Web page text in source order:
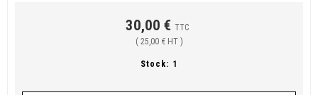
30,00 € TTC
( 25,00 € HT )
Stock: 1